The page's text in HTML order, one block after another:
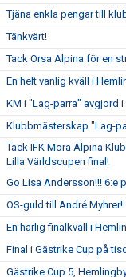
Tjäna enkla pengar till
Tänkvärt!
Tack Orsa Alpina för en
En helt vanlig kväll i
KM i "Lag-parra" avgjord
Klubbmästerskap "Lag-
Tack IFK Mora Alpina
Lilla Världscupen final!
Go Lisa Andersson!!! 6:e
OS-guld till André Myhrer!
En härlig finalkväll i
Final i Gästrike Cup på
Gästrike Cup 5,